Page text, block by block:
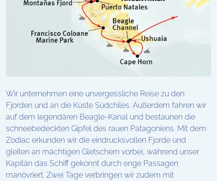
Wir unternehmen eine unvergessliche Reise zu den
Fjorden und an die Küste Südchiles. Außerdem fahren wir
auf dem legendären Beagle-Kanal und bestaunen die
schneebedeckten Gipfel des rauen Patagoniens. Mit dem
Zodiac erkunden wir die eindrucksvollen Fjorde und
gleiten an mächtigen Gletschern vorbei, während unser
Kapitän das Schiff gekonnt durch enge Passagen
manövriert. Zwei Tage verbringen wir zudem mit